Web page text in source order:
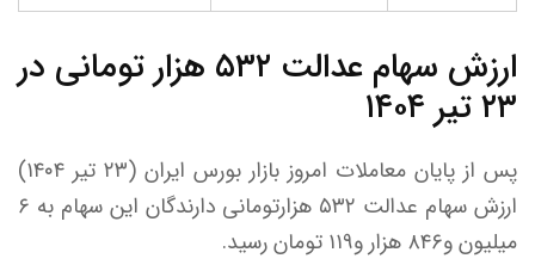
ارزش سهام عدالت ۵۳۲ هزار تومانی در
۲۳ تیر ۱۴۰۴
پس از پایان معاملات امروز بازار بورس ایران (۲۳ تیر ۱۴۰۴)
ارزش سهام عدالت ۵۳۲ هزارتومانی دارندگان این سهام به ۶
میلیون و۸۴۶ هزار و۱۱۹ تومان رسید.